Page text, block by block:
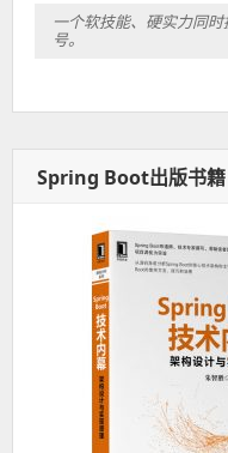
一个软技能、硬实力同
号。
Spring Boot出版书籍